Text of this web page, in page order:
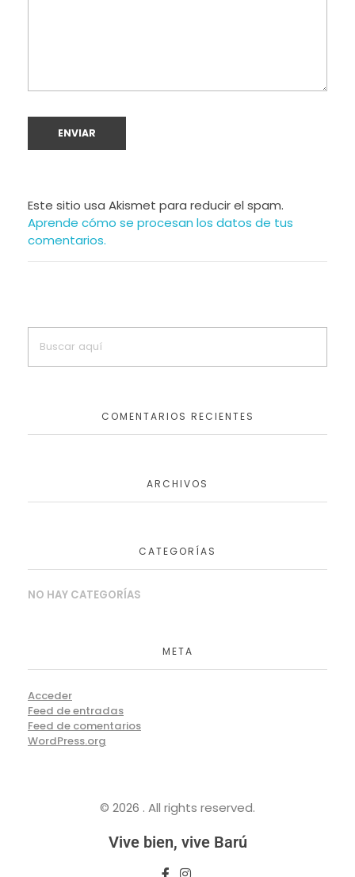
Este sitio usa Akismet para reducir el spam.
Aprende cómo se procesan los datos de tus
comentarios.
COMENTARIOS RECIENTES
ARCHIVOS
CATEGORÍAS
NO HAY CATEGORÍAS
META
Acceder
Feed de entradas
Feed de comentarios
WordPress.org
© 2026 . All rights reserved.
Vive bien, vive Barú